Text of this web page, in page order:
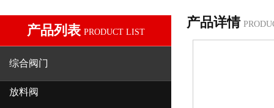
产品列表 PRODUCT LIST
综合阀门
放料阀
产品详情